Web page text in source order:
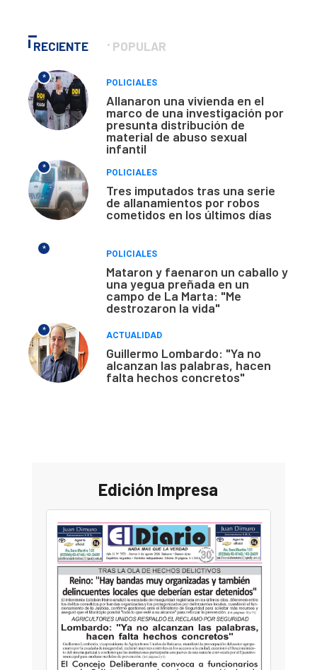
RECIENTE POPULAR
*
POLICIALES
Allanaron una vivienda en el
marco de una investigación por
presunta distribución de
material de abuso sexual
infantil
*
POLICIALES
Tres imputados tras una serie
de allanamientos por robos
cometidos en los últimos días
*
POLICIALES
Mataron y faenaron un caballo y
una yegua preñada en un
campo de La Marta: "Me
destrozaron la vida"
*
ACTUALIDAD
Guillermo Lombardo: "Ya no
alcanzan las palabras, hacen
falta hechos concretos"
Edición Impresa